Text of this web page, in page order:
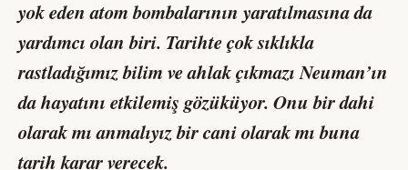
yok eden atom bombalarının yaratılmasına da
yardımcı olan biri. Tarihte çok sıklıkla
rastladığımız bilim ve ahlak çıkmazı Neuman’ın
da hayatını etkilemiş gözüküyor. Onu bir dahi
olarak mı anmalıyız bir cani olarak mı buna
tarih karar verecek.